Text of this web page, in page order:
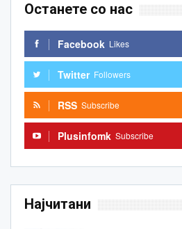
Останете со нас
Facebook Likes
Twitter Followers
RSS Subscribe
Plusinfomk Subscribe
Најчитани